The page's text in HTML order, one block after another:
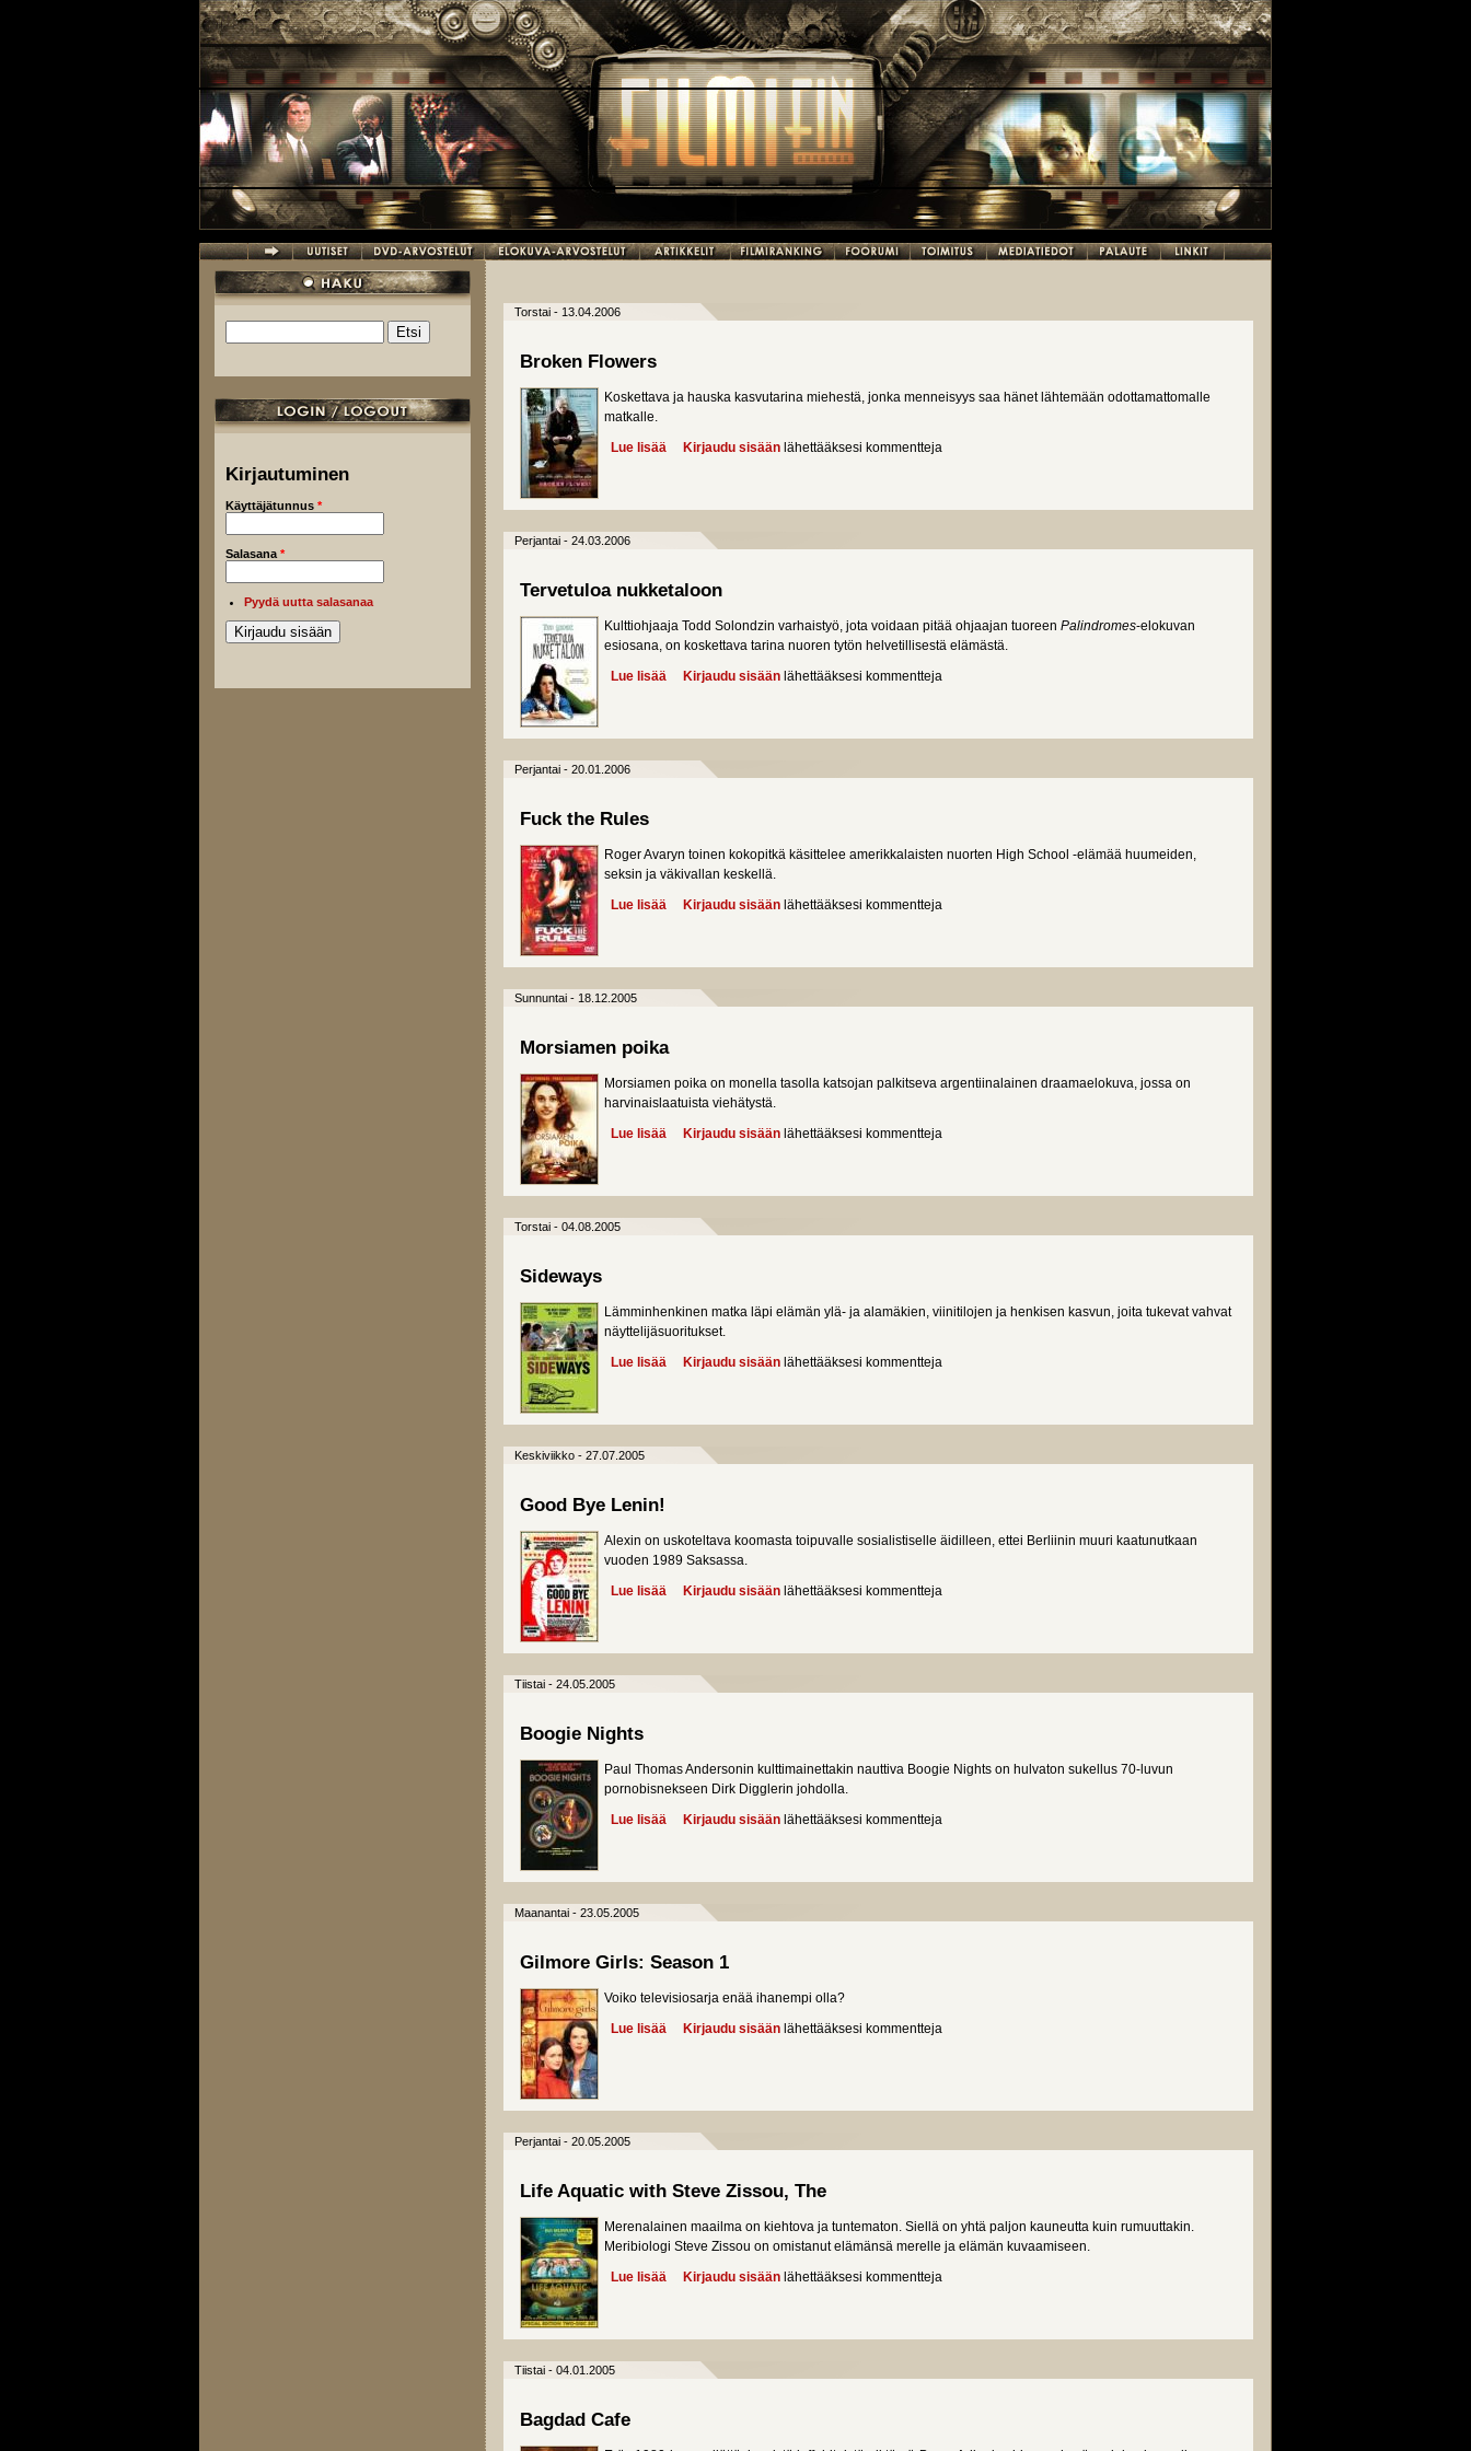
Hakulomake
Kirjautuminen
Käyttäjätunnus *
Salasana *
Pyydä uutta salasanaa
Torstai - 13.04.2006
Broken Flowers
Koskettava ja hauska kasvutarina miehestä, jonka menneisyys saa hänet lähtemään odottamattomalle
matkalle.
Lue lisää about Broken Flowers
Kirjaudu sisään lähettääksesi kommentteja
Perjantai - 24.03.2006
Tervetuloa nukketaloon
Kulttiohjaaja Todd Solondzin varhaistyö, jota voidaan pitää ohjaajan tuoreen Palindromes-elokuvan
esiosana, on koskettava tarina nuoren tytön helvetillisestä elämästä.
Lue lisää about Tervetuloa nukketaloon
Kirjaudu sisään lähettääksesi kommentteja
Perjantai - 20.01.2006
Fuck the Rules
Roger Avaryn toinen kokopitkä käsittelee amerikkalaisten nuorten High School -elämää huumeiden,
seksin ja väkivallan keskellä.
Lue lisää about Fuck the Rules
Kirjaudu sisään lähettääksesi kommentteja
Sunnuntai - 18.12.2005
Morsiamen poika
Morsiamen poika on monella tasolla katsojan palkitseva argentiinalainen draamaelokuva, jossa on
harvinaislaatuista viehätystä.
Lue lisää about Morsiamen poika
Kirjaudu sisään lähettääksesi kommentteja
Torstai - 04.08.2005
Sideways
Lämminhenkinen matka läpi elämän ylä- ja alamäkien, viinitilojen ja henkisen kasvun, joita tukevat vahvat
näyttelijäsuoritukset.
Lue lisää about Sideways
Kirjaudu sisään lähettääksesi kommentteja
Keskiviikko - 27.07.2005
Good Bye Lenin!
Alexin on uskoteltava koomasta toipuvalle sosialistiselle äidilleen, ettei Berliinin muuri kaatunutkaan
vuoden 1989 Saksassa.
Lue lisää about Good Bye Lenin!
Kirjaudu sisään lähettääksesi kommentteja
Tiistai - 24.05.2005
Boogie Nights
Paul Thomas Andersonin kulttimainettakin nauttiva Boogie Nights on hulvaton sukellus 70-luvun
pornobisnekseen Dirk Digglerin johdolla.
Lue lisää about Boogie Nights
Kirjaudu sisään lähettääksesi kommentteja
Maanantai - 23.05.2005
Gilmore Girls: Season 1
Voiko televisiosarja enää ihanempi olla?
Lue lisää about Gilmore Girls: Season 1
Kirjaudu sisään lähettääksesi kommentteja
Perjantai - 20.05.2005
Life Aquatic with Steve Zissou, The
Merenalainen maailma on kiehtova ja tuntematon. Siellä on yhtä paljon kauneutta kuin rumuuttakin.
Meribiologi Steve Zissou on omistanut elämänsä merelle ja elämän kuvaamiseen.
Lue lisää about Life Aquatic with Steve Zissou, The
Kirjaudu sisään lähettääksesi kommentteja
Tiistai - 04.01.2005
Bagdad Cafe